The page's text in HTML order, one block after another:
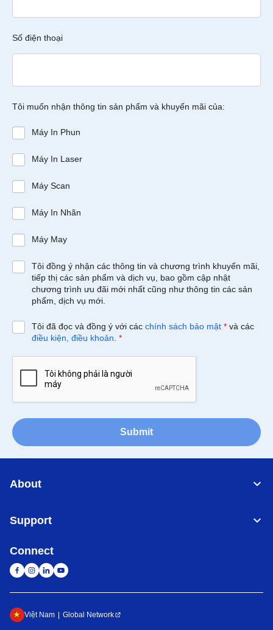
Số điện thoại
Tôi muốn nhận thông tin sản phẩm và khuyến mãi của:
Máy In Phun
Máy In Laser
Máy Scan
Máy In Nhãn
Máy May
Tôi đồng ý nhận các thông tin và chương trình khuyến mãi,
tiếp thị các sản phẩm và dịch vụ, bao gồm cập nhật
chương trình ưu đãi mới nhất cũng như thông tin các sản
phẩm, dịch vụ mới.
Tôi đã đọc và đồng ý với các chính sách bảo mật * và các
điều kiện, điều khoản *
Submit
About
Support
Connect
Việt Nam Global Network